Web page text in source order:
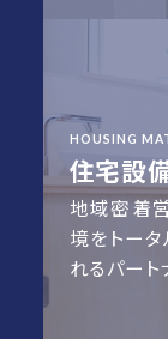
HOUSING
住宅設
地域密着
境をトータ
れるパート